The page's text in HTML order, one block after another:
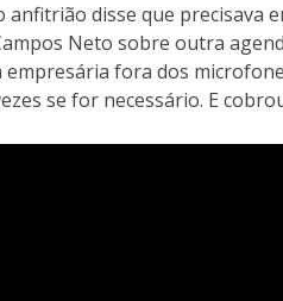
anfitrião disse que precisava
Neto sobre outra
empresária fora dos
se for necessário. E